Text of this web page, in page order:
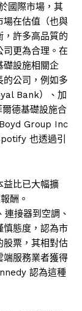
國際市場，其
場在估值（也與
，許多高品質的
司更為合理。在
礎設施相關企
的公司，例如多
Bank）、加
德基礎設施合
Group Inc
也透過引
益比已大幅擴
酬。
接器到空調、
慎態度，認為市
股票，其相對估
端服務業者獲得
認為這種